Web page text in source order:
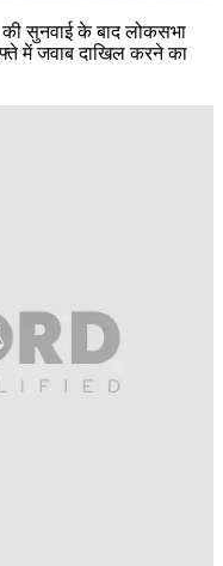
की सुनवाई के बाद लोकसभा
में जवाब दाखिल करने का